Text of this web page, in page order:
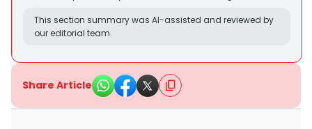
This section summary was AI-assisted and reviewed by
our editorial team.
Share Article